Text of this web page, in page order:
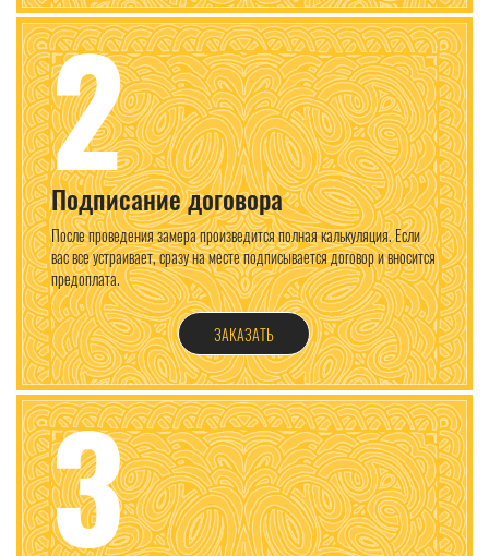
2
Подписание договора
После проведения замера произведится полная калькуляция. Если
вас все устраивает, сразу на месте подписывается договор и вносится
предоплата.
ЗАКАЗАТЬ
3